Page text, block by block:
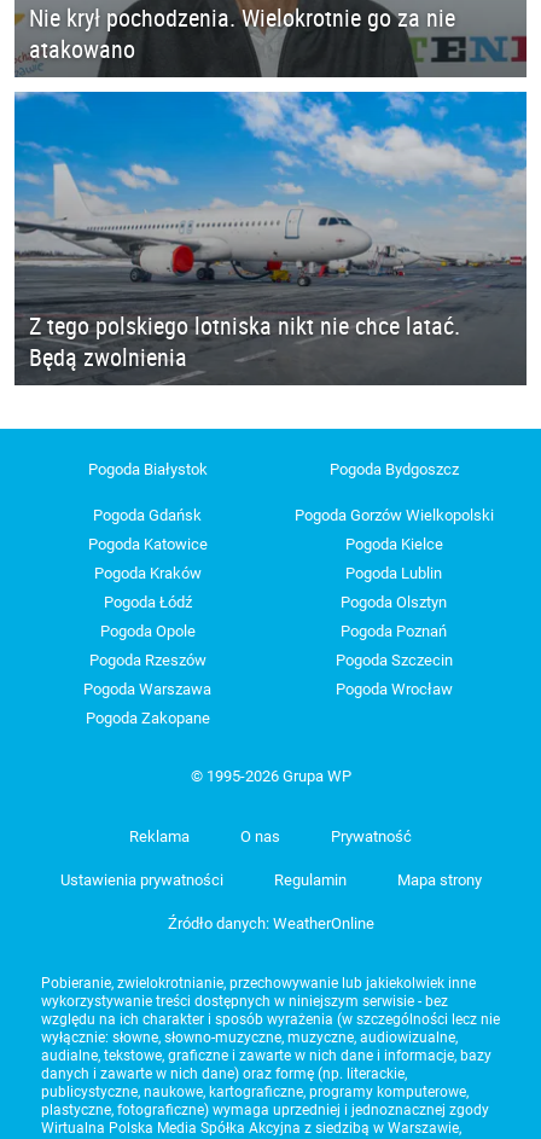
Nie krył pochodzenia. Wielokrotnie go za nie
atakowano
Z tego polskiego lotniska nikt nie chce latać.
Będą zwolnienia
Pogoda Białystok Pogoda Bydgoszcz
Pogoda Gdańsk
Pogoda Gorzów Wielkopolski
Pogoda Katowice
Pogoda Kielce
Pogoda Kraków
Pogoda Lublin
Pogoda Łódź
Pogoda Olsztyn
Pogoda Opole
Pogoda Poznań
Pogoda Rzeszów
Pogoda Szczecin
Pogoda Warszawa
Pogoda Wrocław
Pogoda Zakopane
© 1995-2026 Grupa WP
Reklama O nas Prywatność
Ustawienia prywatności Regulamin Mapa strony
Źródło danych: WeatherOnline
Pobieranie, zwielokrotnianie, przechowywanie lub jakiekolwiek inne
wykorzystywanie treści dostępnych w niniejszym serwisie - bez
względu na ich charakter i sposób wyrażenia (w szczególności lecz nie
wyłącznie: słowne, słowno-muzyczne, muzyczne, audiowizualne,
audialne, tekstowe, graficzne i zawarte w nich dane i informacje, bazy
danych i zawarte w nich dane) oraz formę (np. literackie,
publicystyczne, naukowe, kartograficzne, programy komputerowe,
plastyczne, fotograficzne) wymaga uprzedniej i jednoznacznej zgody
Wirtualna Polska Media Spółka Akcyjna z siedzibą w Warszawie,